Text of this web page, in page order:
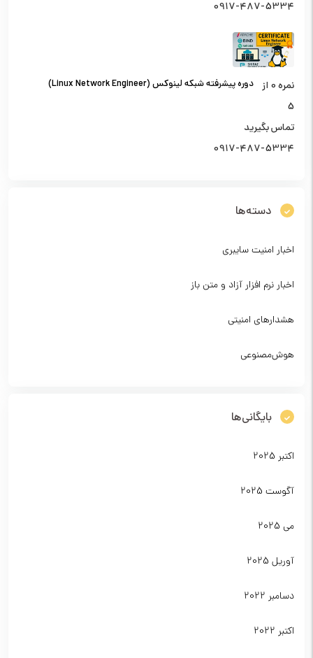
0917-487-5334
دوره پیشرفته شبکه لینوکس (Linux Network Engineer) نمره0 از
5
تماس بگیرید
0917-487-5334
دسته‌ها
اخبار امنیت سایبری
اخبار نرم افزار آزاد و متن باز
هشدارهای امنیتی
هوش‌مصنوعی
بایگانی‌ها
اکتبر 2025
آگوست 2025
می 2025
آوریل 2025
دسامبر 2022
اکتبر 2022